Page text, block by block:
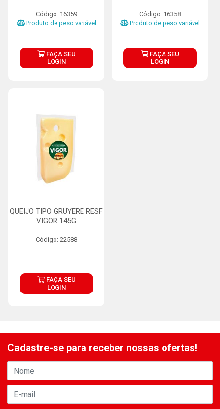
Código: 16359
Produto de peso variável
FAÇA SEU
LOGIN
Código: 16358
Produto de peso variável
FAÇA SEU
LOGIN
QUEIJO TIPO GRUYERE RESF
VIGOR 145G
Código: 22588
FAÇA SEU
LOGIN
Cadastre-se para receber nossas ofertas!